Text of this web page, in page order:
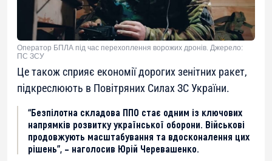
Оператор БПЛА під час перехоплення ворожих дронів. Джерело:
ПС ЗСУ
Це також сприяє економії дорогих зенітних ракет,
підкреслюють в Повітряних Силах ЗС України.
“Безпілотна складова ППО стає одним із ключових
напрямків розвитку української оборони. Військові
продовжують масштабування та вдосконалення цих
рішень”, – наголосив Юрій Черевaшенко.